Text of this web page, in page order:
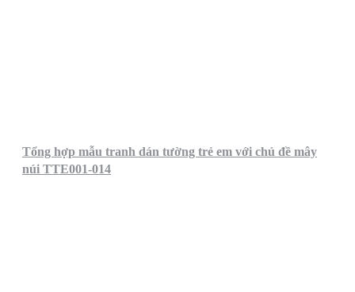
Tổng hợp mẫu tranh dán tường trẻ em với chủ đề mây
núi TTE001-014